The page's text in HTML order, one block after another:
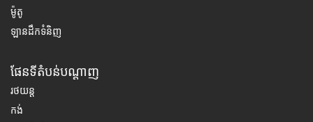
ម៉ូតូ
ឡានដឹកទំនិញ
ផែនទីតំបន់បណ្តាញ
រថយន្ត
កង់